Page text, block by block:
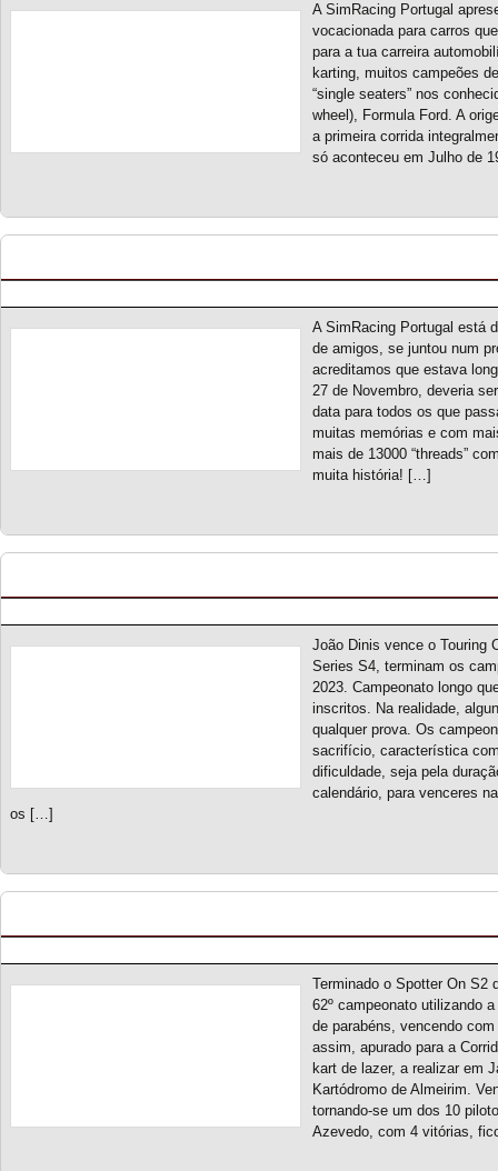
A SimRacing Portugal
vocacionada para carros
para a tua carreira
karting, muitos campeões
“single seaters” nos
wheel), Formula Ford. A
a primeira corrida
só aconteceu em Julho de
A SimRacing Portugal está
de amigos, se juntou num
acreditamos que estava
27 de Novembro, deveria
data para todos os que
muitas memórias e com
mais de 13000 “threads”
muita história! […]
João Dinis vence o Touring
Series S4, terminam os
2023. Campeonato longo
inscritos. Na realidade,
qualquer prova. Os
sacrifício, característica
dificuldade, seja pela
calendário, para venceres
os […]
Terminado o Spotter On S2
62º campeonato utilizando
de parabéns, vencendo
assim, apurado para a
kart de lazer, a realizar em
Kartódromo de Almeirim.
tornando-se um dos 10
Azevedo, com 4 vitórias,